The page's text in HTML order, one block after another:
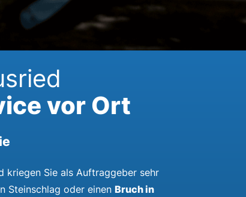
vor Ort
kriegen Sie als Auftraggeber sehr
Steinschlag oder einen Bruch in